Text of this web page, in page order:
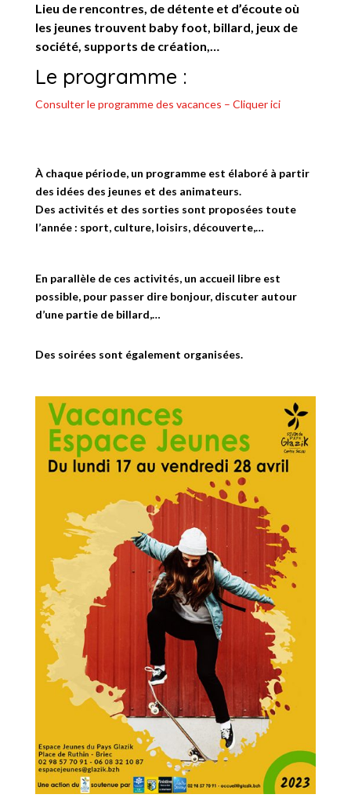
Lieu de rencontres, de détente et d’écoute où
les jeunes trouvent baby foot, billard, jeux de
société, supports de création,…
Le programme :
Consulter le programme des vacances – Cliquer ici
À chaque période, un programme est élaboré à partir
des idées des jeunes et des animateurs.
Des activités et des sorties sont proposées toute
l’année : sport, culture, loisirs, découverte,…
En parallèle de ces activités, un accueil libre est
possible, pour passer dire bonjour, discuter autour
d’une partie de billard,…
Des soirées sont également organisées.